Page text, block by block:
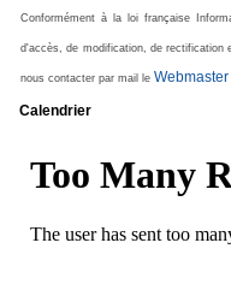
Conformément à la loi française
d'accès, de modification, de rectification
nous contacter par mail le Webmaster
Calendrier